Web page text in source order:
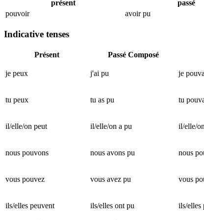
présent
passé
pouvoir
avoir pu
Indicative tenses
Présent Passé Composé
je peux j'ai pu je
tu peux tu as pu tu
il/elle/on peut il/elle/on a pu il/elle/
nous pouvons nous avons pu nous
vous pouvez vous avez pu vous
ils/elles peuvent ils/elles ont pu ils/elles